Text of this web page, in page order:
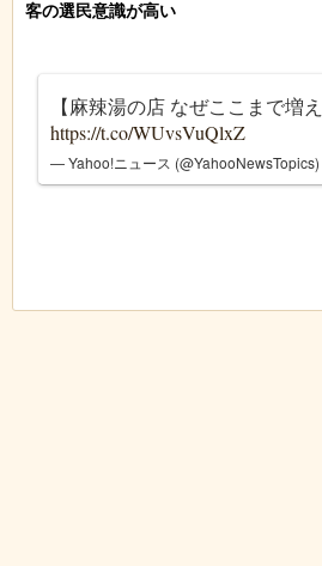
客の選民意識が高い
【麻辣湯の店 なぜここまで増え
https://t.co/WUvsVuQlxZ
— Yahoo!ニュース (@YahooNewsTopics)